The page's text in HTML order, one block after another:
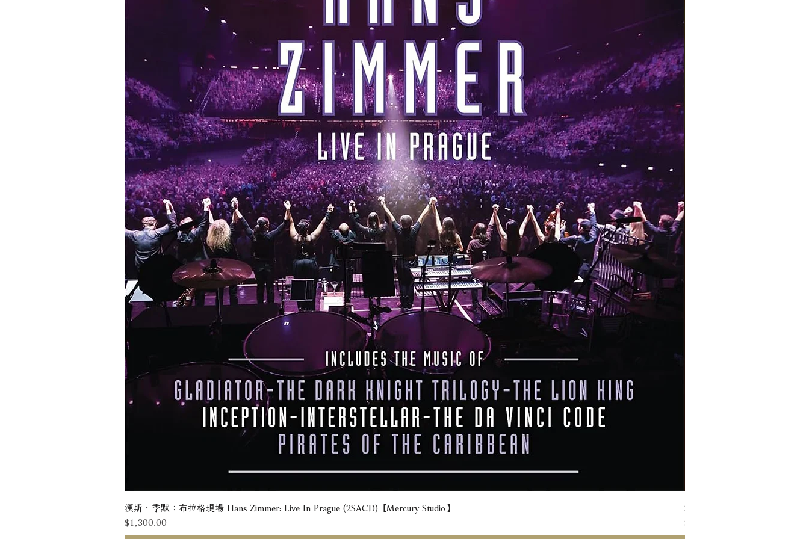
快速瀏覽
漢斯．季默：布拉格現場 Hans Zimmer: Live In Prague (2SACD) 【Mercury Studio】
價格
$1,300.00
Susan Wong：靠近你（25週
價格
$950.00